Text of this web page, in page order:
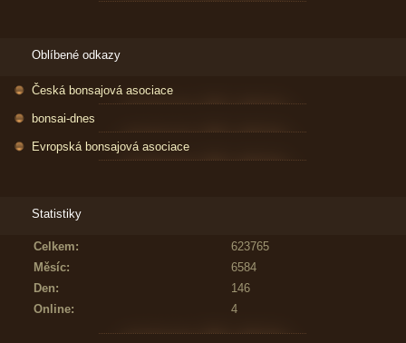
Oblíbené odkazy
Česká bonsajová asociace
bonsai-dnes
Evropská bonsajová asociace
Statistiky
Online: 4
Celkem:
623765
Měsíc:
6584
Den:
146